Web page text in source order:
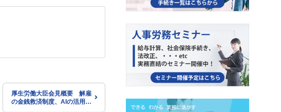
厚生労働大臣会見概要 解雇
の金銭救済制度、AIの活用の